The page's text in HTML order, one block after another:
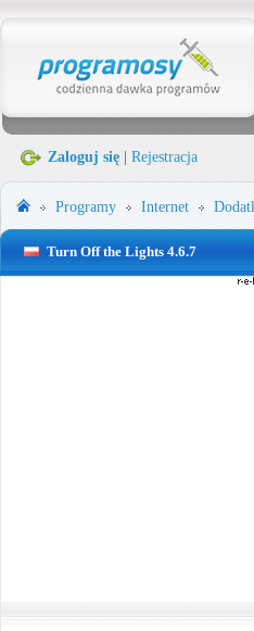
Zaloguj się Rejestracja
Programy Internet
Turn Off the Lights 4.6.7